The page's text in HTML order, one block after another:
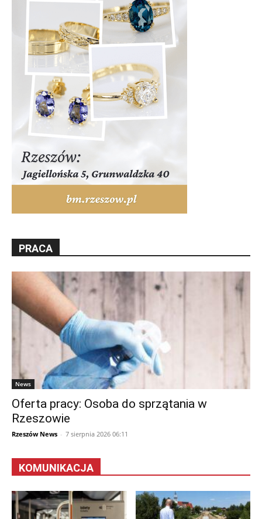
PRACA
News
Oferta pracy: Osoba do sprzątania w
Rzeszowie
Rzeszów News - 7 sierpnia 2026 06:11
KOMUNIKACJA